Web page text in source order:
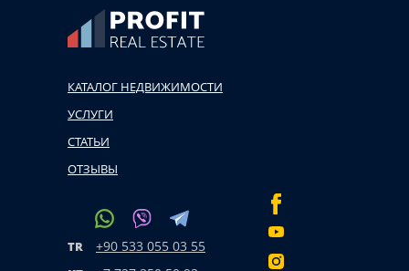
КАТАЛОГ НЕДВИЖИМОСТИ
УСЛУГИ
СТАТЬИ
ОТЗЫВЫ
TR +90 533 055 03 55